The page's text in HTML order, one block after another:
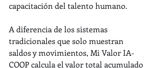
capacitación del talento humano.
A diferencia de los sistemas
tradicionales que solo muestran
saldos y movimientos, Mi Valor IA-
COOP calcula el valor total acumulado